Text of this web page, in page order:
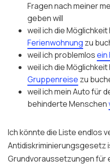
Fragen nach meiner
geben will
weil ich die Möglichkeit
Ferienwohnung zu
weil ich problemlosein
weil ich die Möglichkeit
Gruppenreise zu
weil ich mein Auto für
behinderte Menschen
Ich könnte die Liste endlos
Antidiskriminierungsgesetz
Grundvoraussetzungen für